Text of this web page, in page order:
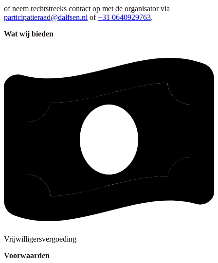
of neem rechtstreeks contact op met de organisator via
participatieraad@dalfsen.nl of +31 0640929763.
Wat wij bieden
Vrijwilligersvergoeding
Voorwaarden